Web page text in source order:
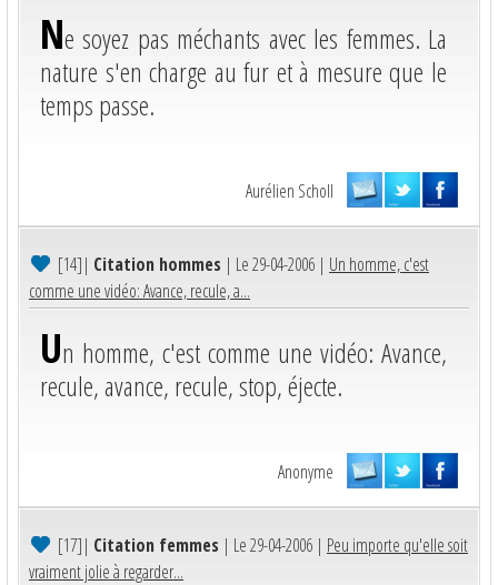
Ne soyez pas méchants avec les femmes. La
nature s'en charge au fur et à mesure que le
temps passe.
Aurélien Scholl
[14]| Citation hommes | Le 29-04-2006 | Un homme, c'est
comme une vidéo: Avance, recule, a...
Un homme, c'est comme une vidéo: Avance,
recule, avance, recule, stop, éjecte.
Anonyme
[17]| Citation femmes | Le 29-04-2006 | Peu importe qu'elle soit
vraiment jolie à regarder...